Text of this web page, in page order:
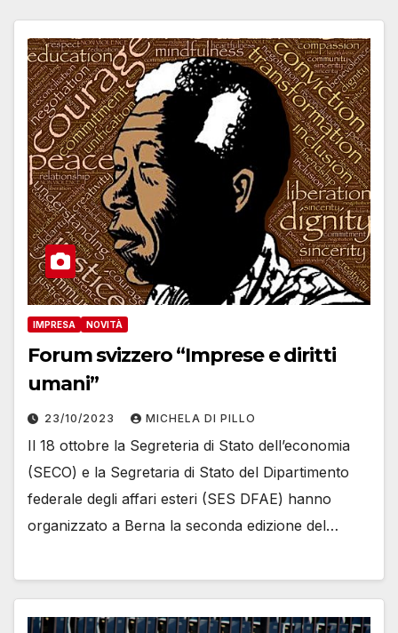
IMPRESA NOVITÀ
Forum svizzero “Imprese e diritti
umani”
23/10/2023 MICHELA DI PILLO
Il 18 ottobre la Segreteria di Stato dell’economia
(SECO) e la Segretaria di Stato del Dipartimento
federale degli affari esteri (SES DFAE) hanno
organizzato a Berna la seconda edizione del…